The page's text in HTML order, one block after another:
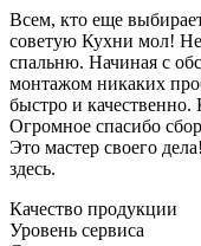
Всем, кто еще
советую Кухни мол!
спальню. Начиная с
монтажом никаких
быстро и
Огромное спасибо
Это мастер своего
здесь.
Качество продукции
Уровень сервиса